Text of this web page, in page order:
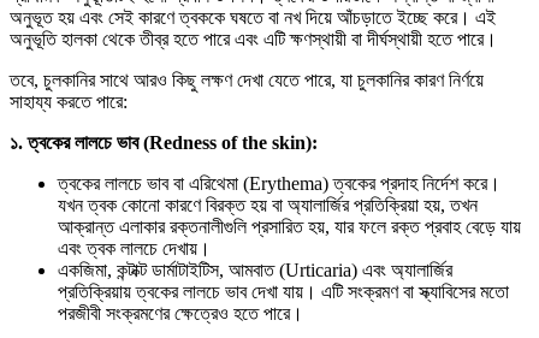
অনুভূত হয় এবং সেই কারণে ত্বককে ঘষতে বা নখ দিয়ে আঁচড়াতে ইচ্ছে করে। এই
অনুভূতি হালকা থেকে তীব্র হতে পারে এবং এটি ক্ষণস্থায়ী বা দীর্ঘস্থায়ী হতে পারে।
তবে, চুলকানির সাথে আরও কিছু লক্ষণ দেখা যেতে পারে, যা চুলকানির কারণ নির্ণয়ে
সাহায্য করতে পারে:
১. ত্বকের লালচে ভাব (Redness of the skin):
ত্বকের লালচে ভাব বা এরিথেমা (Erythema) ত্বকের প্রদাহ নির্দেশ করে।
যখন ত্বক কোনো কারণে বিরক্ত হয় বা অ্যালার্জির প্রতিক্রিয়া হয়, তখন
আক্রান্ত এলাকার রক্তনালীগুলি প্রসারিত হয়, যার ফলে রক্ত প্রবাহ বেড়ে যায়
এবং ত্বক লালচে দেখায়।
একজিমা, কন্টাক্ট ডার্মাটাইটিস, আমবাত (Urticaria) এবং অ্যালার্জির
প্রতিক্রিয়ায় ত্বকের লালচে ভাব দেখা যায়। এটি সংক্রমণ বা স্ক্যাবিসের মতো
পরজীবী সংক্রমণের ক্ষেত্রেও হতে পারে।